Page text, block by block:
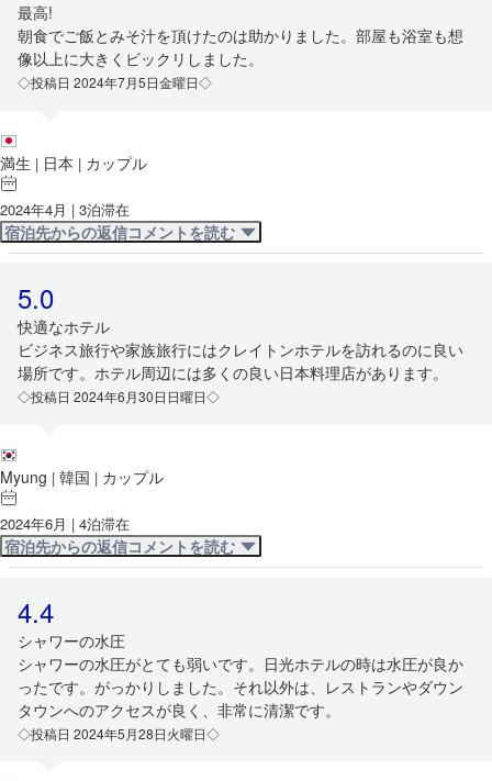
最高!
朝食でご飯とみそ汁を頂けたのは助かりました。部屋も浴室も想
像以上に大きくビックリしました。
◇投稿日 2024年7月5日金曜日◇
満生 | 日本 | カップル
2024年4月 | 3泊滞在
宿泊先からの返信コメントを読む
5.0
快適なホテル
ビジネス旅行や家族旅行にはクレイトンホテルを訪れるのに良い
場所です。ホテル周辺には多くの良い日本料理店があります。
◇投稿日 2024年6月30日日曜日◇
Myung | 韓国 | カップル
2024年6月 | 4泊滞在
宿泊先からの返信コメントを読む
4.4
シャワーの水圧
シャワーの水圧がとても弱いです。日光ホテルの時は水圧が良か
ったです。がっかりしました。それ以外は、レストランやダウン
タウンへのアクセスが良く、非常に清潔です。
◇投稿日 2024年5月28日火曜日◇